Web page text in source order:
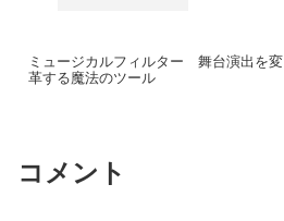
ミュージカルフィルター 舞台演出を変
革する魔法のツール
コメント